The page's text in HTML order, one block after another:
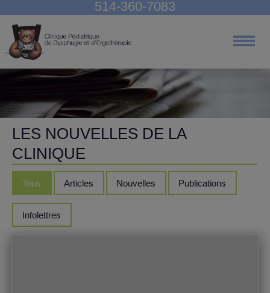
Nos services
À lire
Nous joindre
514-360-7083
LES NOUVELLES DE LA
CLINIQUE
Tous Articles Nouvelles Publications
Infolettres